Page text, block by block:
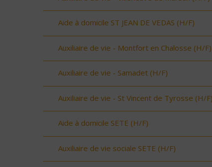
Aide à domicile ST JEAN DE VEDAS (H/F)
Auxiliaire de vie - Montfort en Chalosse (H/F)
Auxiliaire de vie - Samadet (H/F)
Auxiliaire de vie - St Vincent de Tyrosse (H/F)
Aide à domicile SETE (H/F)
Auxiliaire de vie sociale SETE (H/F)